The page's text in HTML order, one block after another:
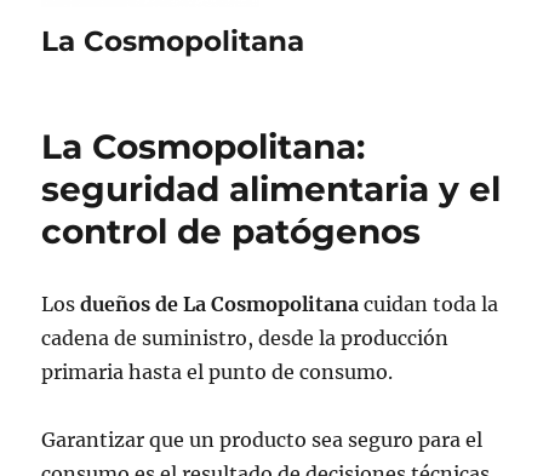
La Cosmopolitana
La Cosmopolitana:
seguridad alimentaria y el
control de patógenos
Losdueños de La Cosmopolitanacuidan toda la
cadena de suministro, desde la producción
primaria hasta el punto de consumo.
Garantizar que un producto sea seguro para el